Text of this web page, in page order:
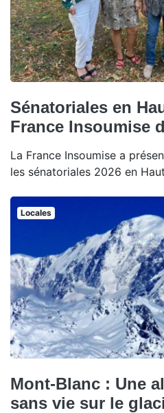
Sénatoriales en
France Insoumise
La France Insoumise a
les sénatoriales 2026 en
Locales
Mont-Blanc : Une
sans vie sur le